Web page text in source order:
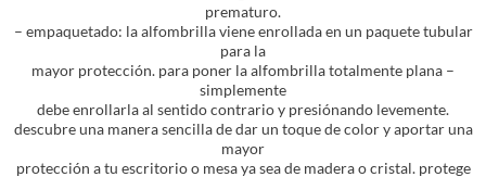
prematuro.
– empaquetado: la alfombrilla viene enrollada en un paquete tubular
para la
mayor protección. para poner la alfombrilla totalmente plana –
simplemente
debe enrollarla al sentido contrario y presiónando levemente.
descubre una manera sencilla de dar un toque de color y aportar una
mayor
protección a tu escritorio o mesa ya sea de madera o cristal. protege